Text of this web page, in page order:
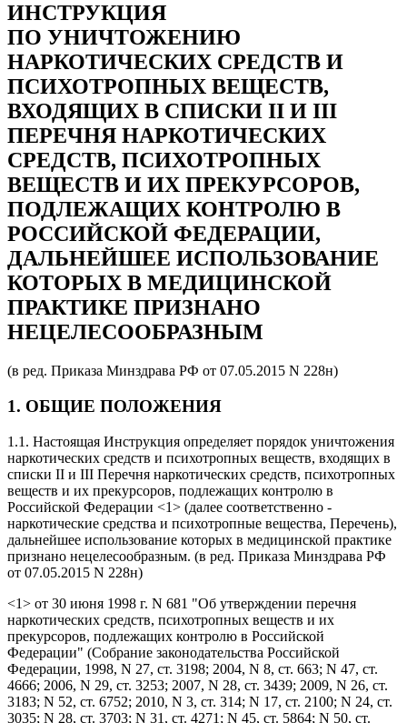
ИНСТРУКЦИЯ
ПО УНИЧТОЖЕНИЮ
НАРКОТИЧЕСКИХ СРЕДСТВ И
ПСИХОТРОПНЫХ ВЕЩЕСТВ,
ВХОДЯЩИХ В СПИСКИ II И III
ПЕРЕЧНЯ НАРКОТИЧЕСКИХ
СРЕДСТВ, ПСИХОТРОПНЫХ
ВЕЩЕСТВ И ИХ ПРЕКУРСОРОВ,
ПОДЛЕЖАЩИХ КОНТРОЛЮ В
РОССИЙСКОЙ ФЕДЕРАЦИИ,
ДАЛЬНЕЙШЕЕ ИСПОЛЬЗОВАНИЕ
КОТОРЫХ В МЕДИЦИНСКОЙ
ПРАКТИКЕ ПРИЗНАНО
НЕЦЕЛЕСООБРАЗНЫМ
(в ред. Приказа Минздрава РФ от 07.05.2015 N 228н)
1. ОБЩИЕ ПОЛОЖЕНИЯ
1.1. Настоящая Инструкция определяет порядок уничтожения
наркотических средств и психотропных веществ, входящих в
списки II и III Перечня наркотических средств, психотропных
веществ и их прекурсоров, подлежащих контролю в
Российской Федерации <1> (далее соответственно -
наркотические средства и психотропные вещества, Перечень),
дальнейшее использование которых в медицинской практике
признано нецелесообразным. (в ред. Приказа Минздрава РФ
от 07.05.2015 N 228н)
<1> от 30 июня 1998 г. N 681 "Об утверждении перечня
наркотических средств, психотропных веществ и их
прекурсоров, подлежащих контролю в Российской
Федерации" (Собрание законодательства Российской
Федерации, 1998, N 27, ст. 3198; 2004, N 8, ст. 663; N 47, ст.
4666; 2006, N 29, ст. 3253; 2007, N 28, ст. 3439; 2009, N 26, ст.
3183; N 52, ст. 6752; 2010, N 3, ст. 314; N 17, ст. 2100; N 24, ст.
3035; N 28, ст. 3703; N 31, ст. 4271; N 45, ст. 5864; N 50, ст.